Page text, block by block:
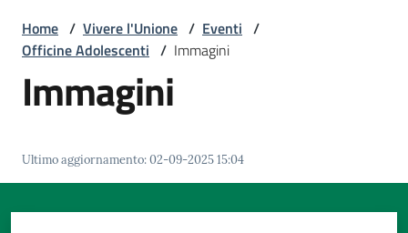
Ceramico
Amministrazione
Home / Vivere l'Unione / Eventi /
Officine Adolescenti / Immagini
Immagini
Ultimo aggiornamento:02-09-2025 15:04